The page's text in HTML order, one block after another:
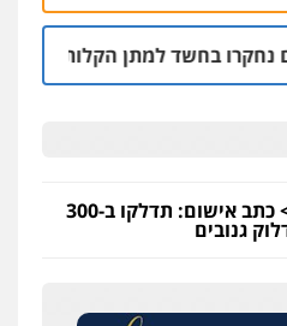
בחשד למתן הקלות למועדון
כתב אישום: תדלקו ב-300
גנובים